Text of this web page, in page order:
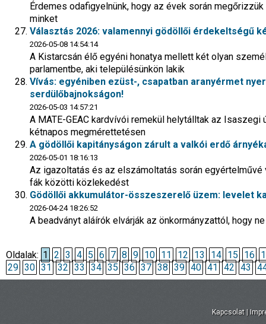
Érdemes odafigyelnünk, hogy az évek során
minket
Választás 2026: valamennyi gödöllői érdekeltségű
2026-05-08 14:54:14
A Kistarcsán élő egyéni honatya mellett két olyan
parlamentbe, aki településünkön lakik
Vívás: egyéniben ezüst-, csapatban aranyérmet
serdülőbajnokságon!
2026-05-03 14:57:21
A MATE-GEAC kardvívói remekül helytálltak az
kétnapos megmérettetésen
A gödöllői kapitányságon zárult a valkói erdő
2026-05-01 18:16:13
Az igazoltatás és az elszámoltatás során
fák közötti közlekedést
Gödöllői akkumulátor-összeszerelő üzem: levelet
2026-04-24 18:26:52
A beadványt aláírók elvárják az önkormányzattól, hogy
Oldalak: 1 2 3 4 5 6 7 8 9 10 11 12 13 14 15 16
29 30 31 32 33 34 35 36 37 38 39 40 41 42 43
Kapcsolat |